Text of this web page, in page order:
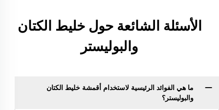
الأسئلة الشائعة حول خليط الكتان
والبوليستر
ما هي الفوائد الرئيسية لاستخدام أقمشة خليط الكتان
والبوليستر؟